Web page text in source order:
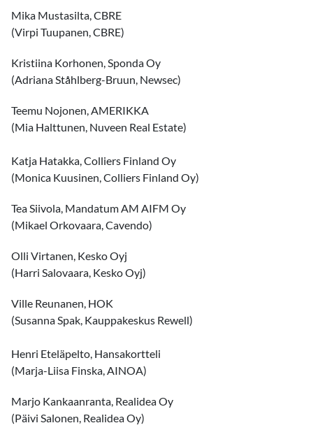
Mika Mustasilta, CBRE
(Virpi Tuupanen, CBRE)
Kristiina Korhonen, Sponda Oy
(Adriana Ståhlberg-Bruun, Newsec)
Teemu Nojonen, AMERIKKA
(Mia Halttunen, Nuveen Real Estate)
Katja Hatakka, Colliers Finland Oy
(Monica Kuusinen, Colliers Finland Oy)
Tea Siivola, Mandatum AM AIFM Oy
(Mikael Orkovaara, Cavendo)
Olli Virtanen, Kesko Oyj
(Harri Salovaara, Kesko Oyj)
Ville Reunanen, HOK
(Susanna Spak, Kauppakeskus Rewell)
Henri Eteläpelto, Hansakortteli
(Marja-Liisa Finska, AINOA)
Marjo Kankaanranta, Realidea Oy
(Päivi Salonen, Realidea Oy)